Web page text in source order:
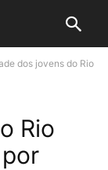
dos jovens do Rio
Rio